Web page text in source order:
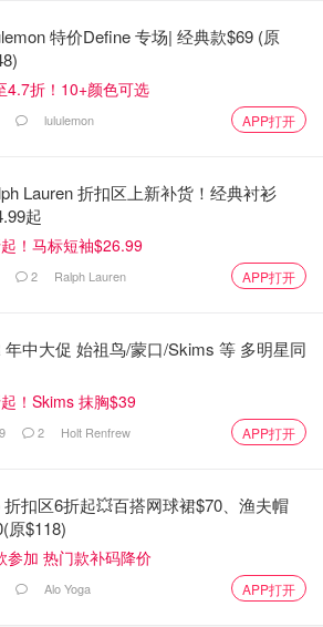
来表达自己 的人的一种手段，是“以
的艺术”。
的时代
20 世纪 90 年代和 21 世纪初。
的亚裔加拿大人：没有刘思牧扮演的
星球大战》中的保罗-李（Paul Sun-
目像《Beef 》一样获得艾美奖，也
Everywhere All At Once》一样获
或 Blackpink 这样的亚洲艺术家参
。
特价Define 专场| 经典款$69 (原
4.7折！10+颜色可选
lululemon APP打开
Lauren 折扣区上新补货！经典衬衫
起
！马标短袖$26.99
2 Ralph Lauren APP打开
年中大促 始祖鸟/蒙口/Skims 等 多明星同
！Skims 抹胸$39
2 Holt Renfrew APP打开
折扣区6折起💥百搭网球裙$70、渔夫帽
原$118)
参加 热门款补码降价
Alo Yoga APP打开